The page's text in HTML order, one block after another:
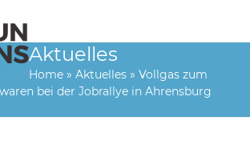
Aktuelles
Home »Aktuelles »Vollgas zum
bei der Jobrallye in Ahrensburg